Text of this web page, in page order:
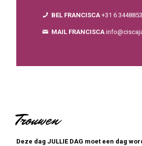
BEL FRANCISCA +31 6
MAIL FRANCISCA
Trouwen
Deze dag JULLIE DAG moet een dag